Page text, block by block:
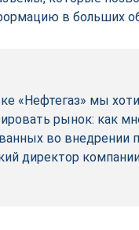
в больших
«Нефтегаз» мы
рынок: как
во внедрении
директор